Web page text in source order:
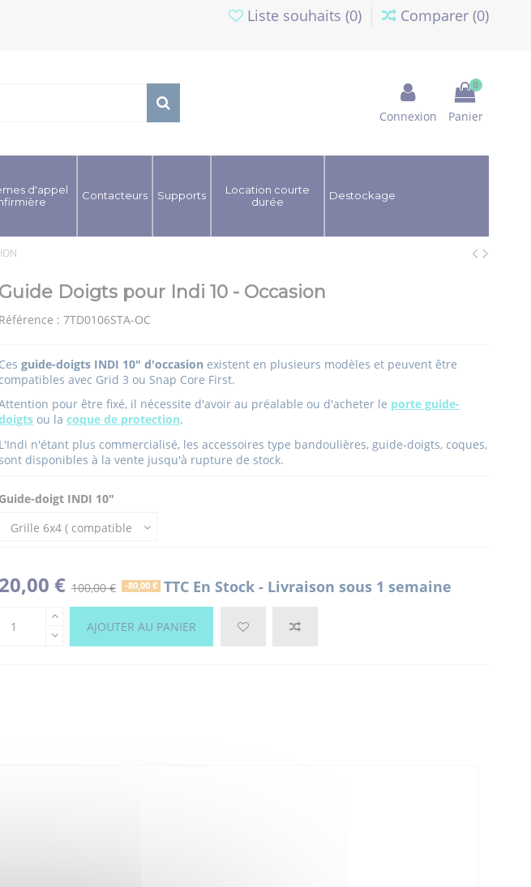
Liste souhaits (0) Comparer (0)
Connexion
0
Panier
d'appel
Contacteurs Supports
Location courte
durée
Destockage
Guide Doigts pour Indi 10 - Occasion
Référence : 7TD0106STA-OC
Ces guide-doigts INDI 10" d'occasion existent en plusieurs modèles et peuvent être
compatibles avec Grid 3 ou Snap Core First.
pour être fixé, il nécessite d'avoir au préalable ou d'acheter le porte guide-
ou la coque de protection.
L'Indi n'étant plus commercialisé, les accessoires type bandoulières, guide-doigts, coques,
sont disponibles à la vente jusqu'à rupture de stock.
Guide-doigt INDI 10"
20,00 € 100,00 € -80,00 € TTC En Stock - Livraison sous 1 semaine
AJOUTER AU PANIER